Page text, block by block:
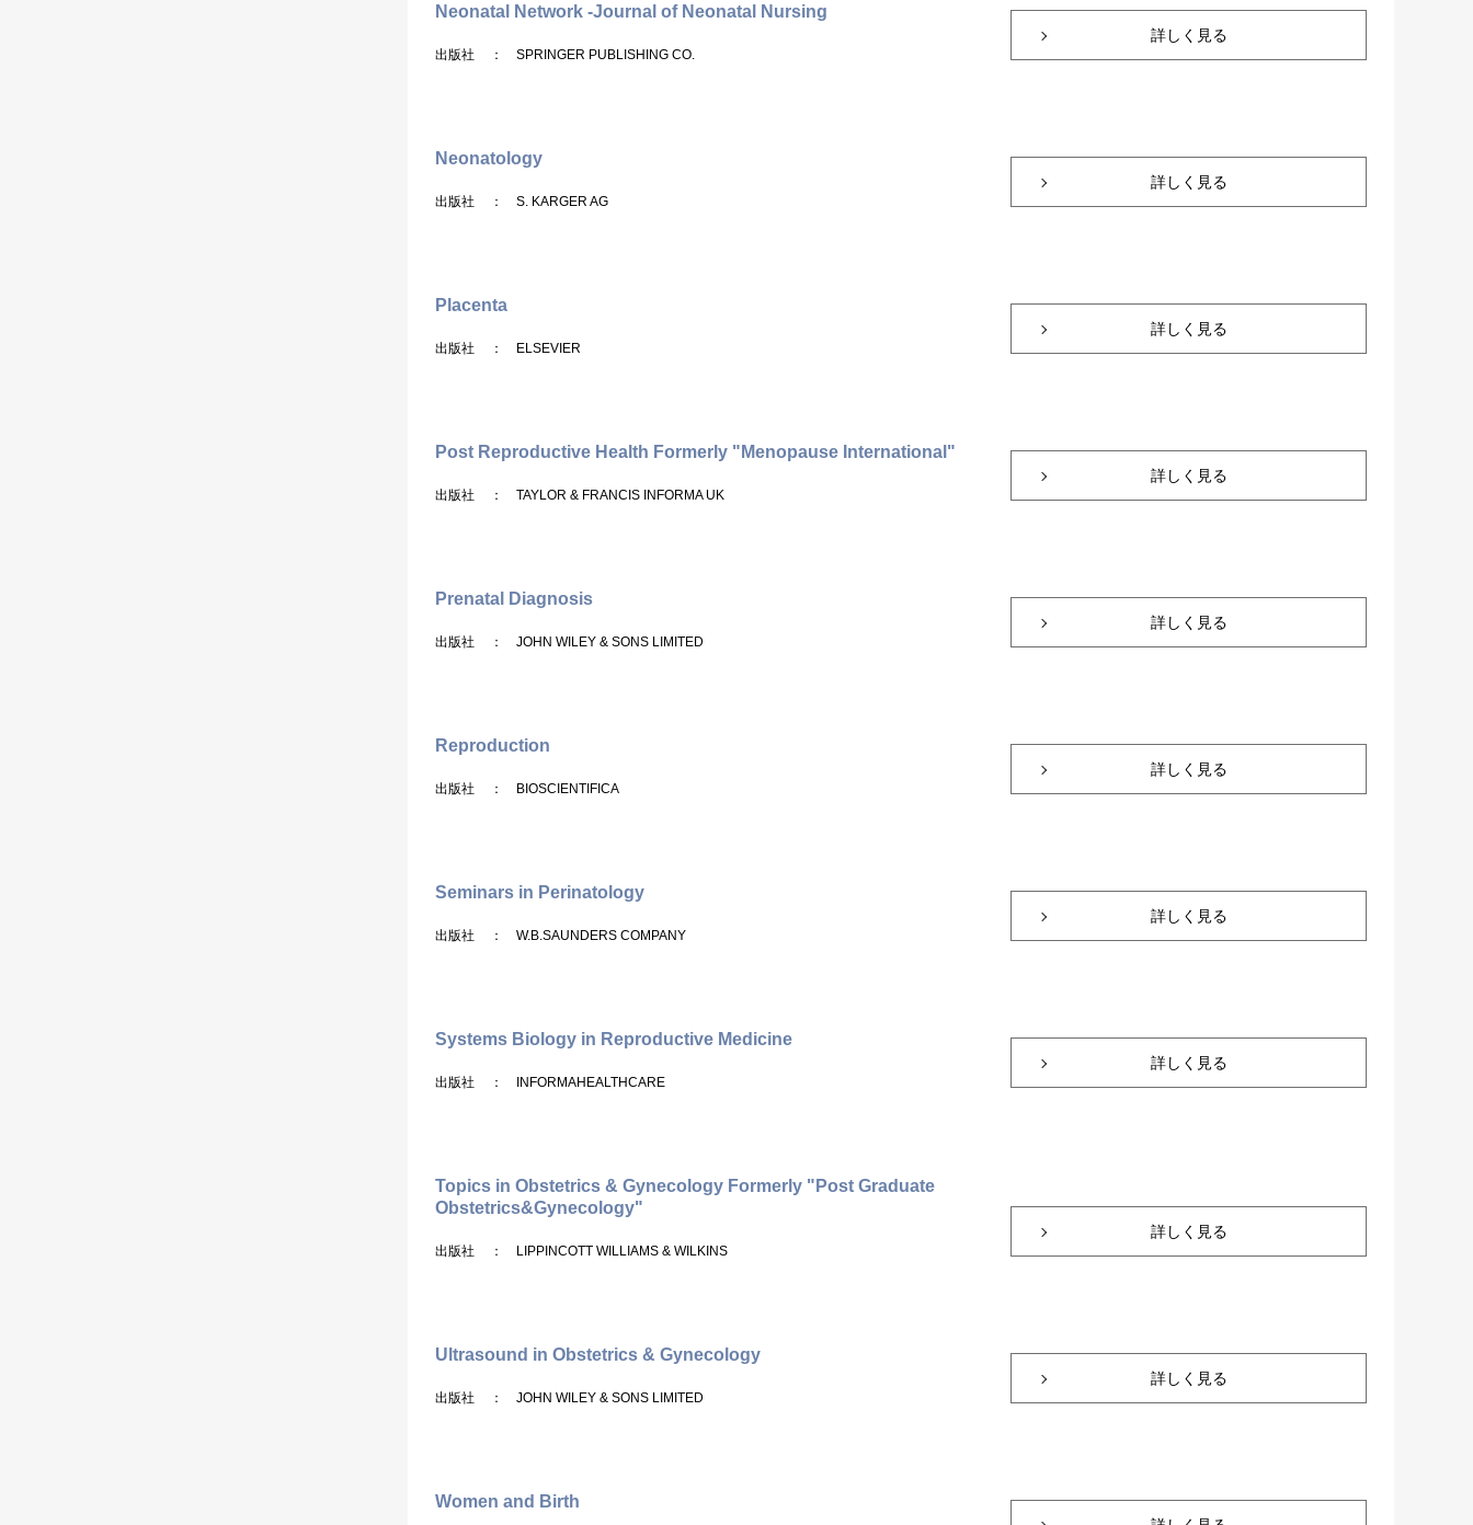
Neonatal Network -Journal of Neonatal Nursing
出版社 ： SPRINGER PUBLISHING CO.
詳しく見る
Neonatology
出版社 ： S. KARGER AG
詳しく見る
Placenta
出版社 ： ELSEVIER
詳しく見る
Post Reproductive Health Formerly "Menopause International"
出版社 ： TAYLOR & FRANCIS INFORMA UK
詳しく見る
Prenatal Diagnosis
出版社 ： JOHN WILEY & SONS LIMITED
詳しく見る
Reproduction
出版社 ： BIOSCIENTIFICA
詳しく見る
Seminars in Perinatology
出版社 ： W.B.SAUNDERS COMPANY
詳しく見る
Systems Biology in Reproductive Medicine
出版社 ： INFORMAHEALTHCARE
詳しく見る
Topics in Obstetrics & Gynecology Formerly "Post Graduate
Obstetrics&Gynecology"
出版社 ： LIPPINCOTT WILLIAMS & WILKINS
詳しく見る
Ultrasound in Obstetrics & Gynecology
出版社 ： JOHN WILEY & SONS LIMITED
詳しく見る
Women and Birth